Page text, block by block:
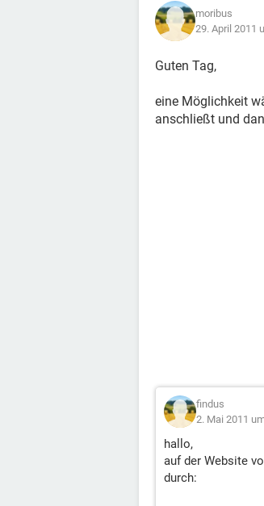
moribus
29. April 2011
Guten Tag,
eine Möglichkeit
anschließt und
findus
2. Mai 2011
hallo,
auf der Website
durch: